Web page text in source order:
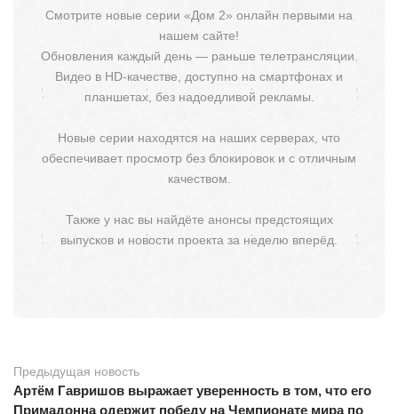
Смотрите новые серии «Дом 2» онлайн первыми на
нашем сайте!
Обновления каждый день — раньше телетрансляции.
Видео в HD-качестве, доступно на смартфонах и
планшетах, без надоедливой рекламы.
Новые серии находятся на наших серверах, что
обеспечивает просмотр без блокировок и с отличным
качеством.
Также у нас вы найдёте анонсы предстоящих
выпусков и новости проекта за неделю вперёд.
Предыдущая новость
Артём Гавришов выражает уверенность в том, что его
Примадонна одержит победу на Чемпионате мира по